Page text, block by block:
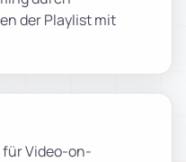
der Playlist mit
für Video-on-